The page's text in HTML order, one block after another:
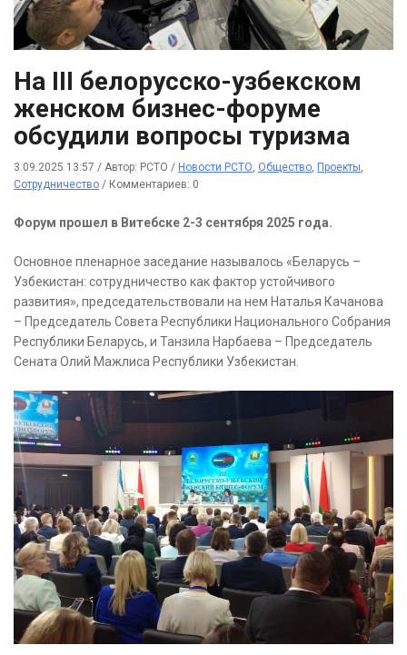
На III белорусско-узбекском
женском бизнес-форуме
обсудили вопросы туризма
3.09.2025 13:57 / Автор: РСТО / Новости РСТО, Общество, Проекты,
Сотрудничество / Комментариев: 0
Форум прошел в Витебске 2-3 сентября 2025 года.
Основное пленарное заседание называлось «Беларусь –
Узбекистан: сотрудничество как фактор устойчивого
развития», председательствовали на нем Наталья Качанова
– Председатель Совета Республики Национального Собрания
Республики Беларусь, и Танзила Нарбаева – Председатель
Сената Олий Мажлиса Республики Узбекистан.